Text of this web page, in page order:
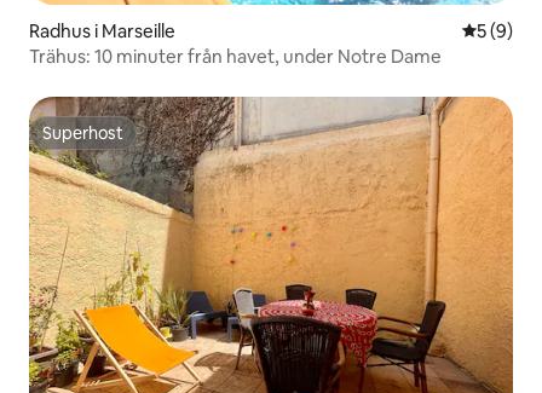
Radhus i Marseille 5 av 5 i
5 (9)
Trähus: 10 minuter från havet, under Notre Dame
Superhost
Superhost